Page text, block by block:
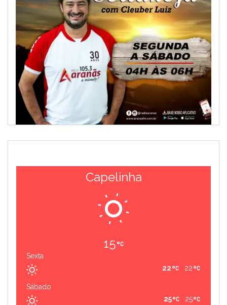
Capelinha
15
Sexta
22
22
Sábado
25
25